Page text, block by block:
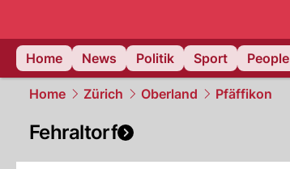
Home
News Politik Sport People
Home Zürich Oberland Pfäffikon
Fehraltorf